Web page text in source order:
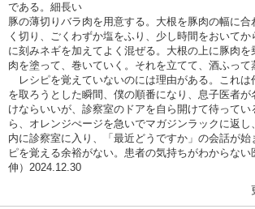
である。細長い
豚の薄切りバラ肉を用意する。大根を豚肉の幅に
く切り、ごくわずか塩をふり、少し時間をおいて
に刻みネギを加えてよく混ぜる。大根の上に豚肉
肉を塗って、巻いていく。それを立てて、酒ふって
レシピを覚えていないのには理由がある。これは
を取ろうとした瞬間、僕の順番になり、息子医者
けならいいが、診察室のドアを自ら開けて待ってい
ら、オレンジぺージを急いでマガジンラックに返し
内に診察室に入り、「最近どうですか」の会話が始
ピを覚える余裕がない。患者の気持ちがわからない
伸）2024.12.30